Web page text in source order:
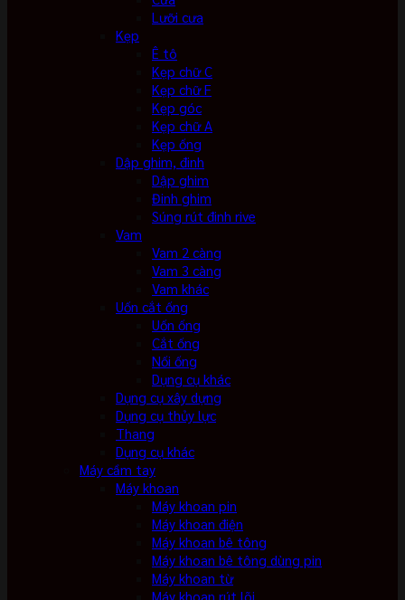
Lưỡi cưa
Kẹp
Ê tô
Kẹp chữ C
Kẹp chữ F
Kẹp góc
Kẹp chữ A
Kẹp ống
Dập ghim, đinh
Dập ghim
Đinh ghim
Súng rút đinh rive
Vam
Vam 2 càng
Vam 3 càng
Vam khác
Uốn cắt ống
Uốn ống
Cắt ống
Nối ống
Dụng cụ khác
Dụng cụ xây dựng
Dụng cụ thủy lực
Thang
Dụng cụ khác
Máy cầm tay
Máy khoan
Máy khoan pin
Máy khoan điện
Máy khoan bê tông
Máy khoan bê tông dùng pin
Máy khoan từ